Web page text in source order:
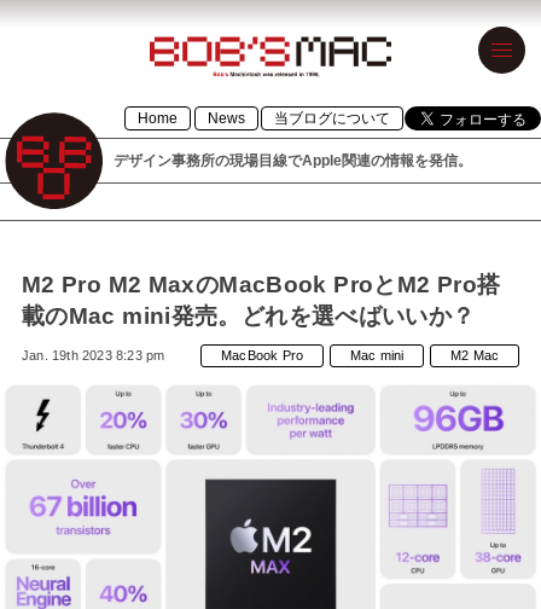
BOB’S MAC
ボブズマック
デザイン事務
所の現場目線
情報を発信。
1996年設立の
「BOB’S
MACINTOSH」
MAC」として
Home News 当ブログについて
デザイン事務所の現場目線でApple関連の情報を発信。
M2 Pro M2 MaxのMacBook ProとM2 Pro搭
載のMac mini発売。どれを選べばいいか？
Jan. 19th 2023 8:23 pm MacBook Pro Mac mini M2 Mac